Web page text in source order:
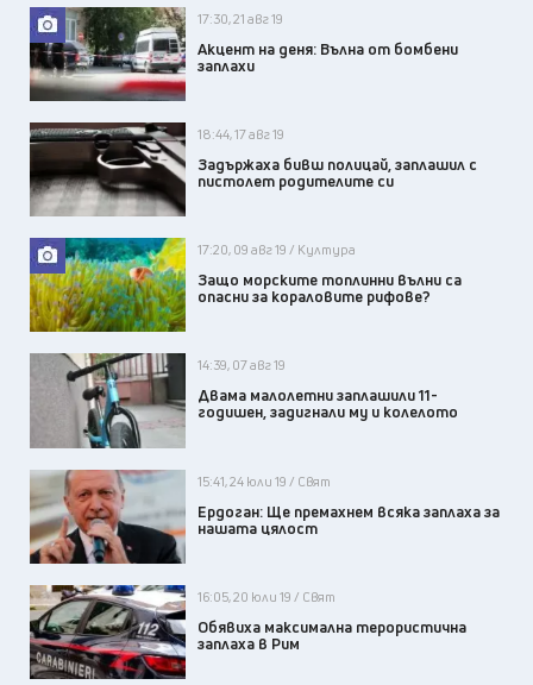
17:30, 21 авг 19
Акцент на деня: Вълна от бомбени
заплахи
18:44, 17 авг 19
Задържаха бивш полицай, заплашил с
пистолет родителите си
17:20, 09 авг 19 / Култура
Защо морските топлинни вълни са
опасни за кораловите рифове?
14:39, 07 авг 19
Двама малолетни заплашили 11-
годишен, задигнали му и колелото
15:41, 24 юли 19 / Свят
Ердоган: Ще премахнем всяка заплаха за
нашата цялост
16:05, 20 юли 19 / Свят
Обявиха максимална терористична
заплаха в Рим